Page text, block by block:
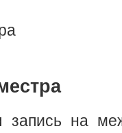
запись на